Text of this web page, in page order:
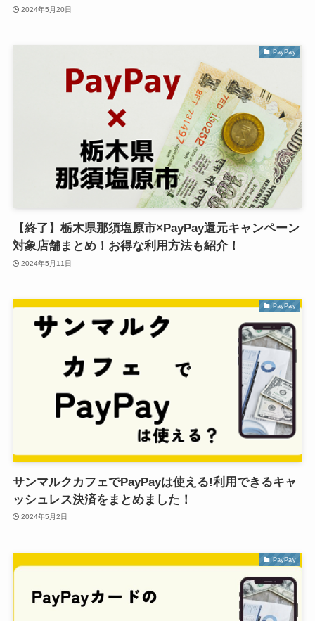
2024年5月20日
PayPay
【終了】栃木県那須塩原市×PayPay還元キャンペーン
対象店舗まとめ！お得な利用方法も紹介！
2024年5月11日
PayPay
サンマルクカフェでPayPayは使える!利用できるキャ
ッシュレス決済をまとめました！
2024年5月2日
PayPay